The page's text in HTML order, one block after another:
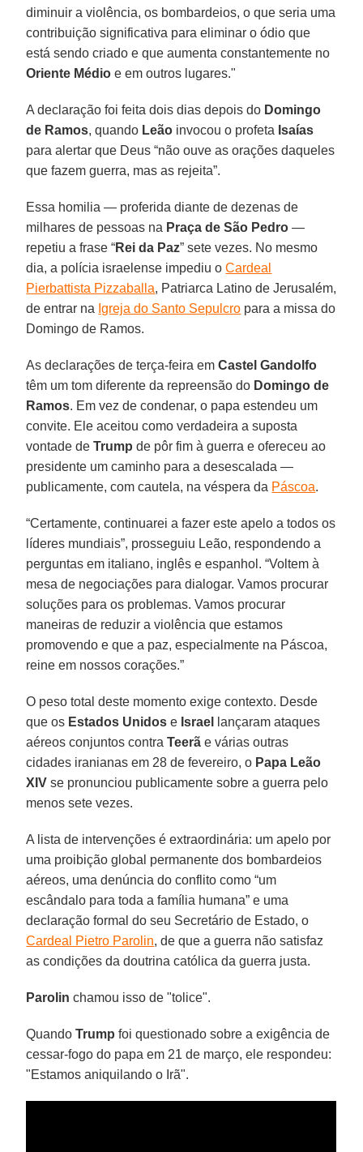
diminuir a violência, os bombardeios, o que seria uma
contribuição significativa para eliminar o ódio que
está sendo criado e que aumenta constantemente no
Oriente Médio e em outros lugares."
A declaração foi feita dois dias depois do Domingo
de Ramos, quando Leão invocou o profeta Isaías
para alertar que Deus “não ouve as orações daqueles
que fazem guerra, mas as rejeita”.
Essa homilia — proferida diante de dezenas de
milhares de pessoas na Praça de São Pedro —
repetiu a frase “Rei da Paz” sete vezes. No mesmo
dia, a polícia israelense impediu oCardeal
Pierbattista Pizzaballa, Patriarca Latino de Jerusalém,
de entrar na Igreja do Santo Sepulcro para a missa do
Domingo de Ramos.
As declarações de terça-feira emCastel Gandolfo
têm um tom diferente da repreensão do Domingo de
Ramos. Em vez de condenar, o papa estendeu um
convite. Ele aceitou como verdadeira a suposta
vontade deTrump de pôr fim à guerra e ofereceu ao
presidente um caminho para a desescalada —
publicamente, com cautela, na véspera da Páscoa.
“Certamente, continuarei a fazer este apelo a todos os
líderes mundiais”, prosseguiu Leão, respondendo a
perguntas em italiano, inglês e espanhol. “Voltem à
mesa de negociações para dialogar. Vamos procurar
soluções para os problemas. Vamos procurar
maneiras de reduzir a violência que estamos
promovendo e que a paz, especialmente na Páscoa,
reine em nossos corações.”
O peso total deste momento exige contexto. Desde
que os Estados Unidos e Israel
lançaram ataques
aéreos conjuntos contraTeerã e várias outras
cidades iranianas em 28 de fevereiro, o Papa Leão
XIV se pronunciou publicamente sobre a guerra pelo
menos sete vezes.
A lista de intervenções é extraordinária: um apelo por
uma proibição global permanente dos bombardeios
aéreos, uma denúncia do conflito como “um
escândalo para toda a família humana” e uma
declaração formal do seu Secretário de Estado, o
Cardeal Pietro Parolin, de que a guerra não satisfaz
as condições da doutrina católica da guerra justa.
Parolin chamou isso de "tolice".
QuandoTrump foi questionado sobre a exigência de
cessar-fogo do papa em 21 de março, ele respondeu:
"Estamos aniquilando o Irã".